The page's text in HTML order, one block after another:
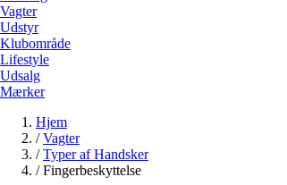
Vagter
Udstyr
Klubområde
Lifestyle
Udsalg
Mærker
Hjem
/ Vagter
/ Typer af Handsker
/ Fingerbeskyttelse